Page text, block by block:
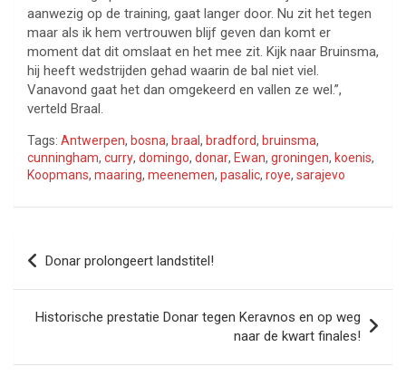
aanwezig op de training, gaat langer door. Nu zit het tegen
maar als ik hem vertrouwen blijf geven dan komt er
moment dat dit omslaat en het mee zit. Kijk naar Bruinsma,
hij heeft wedstrijden gehad waarin de bal niet viel.
Vanavond gaat het dan omgekeerd en vallen ze wel.”,
verteld Braal.
Tags: Antwerpen, bosna, braal, bradford, bruinsma,
cunningham, curry, domingo, donar, Ewan, groningen, koenis,
Koopmans, maaring, meenemen, pasalic, roye, sarajevo
Bericht
navigatie
Donar prolongeert landstitel!
Historische prestatie Donar tegen Keravnos en op weg
naar de kwart finales!